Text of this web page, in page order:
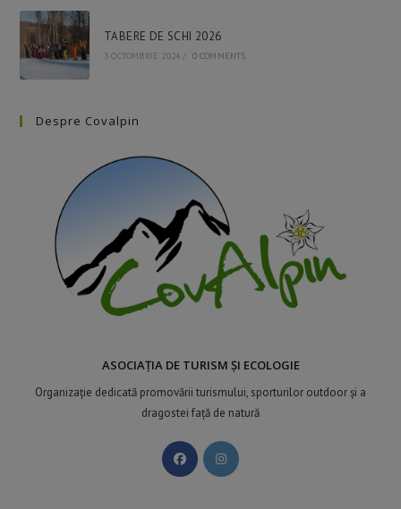
TABERE DE SCHI 2026
3 OCTOMBRIE 2024 / 0 COMMENTS
Despre Covalpin
ASOCIAȚIA DE TURISM ȘI ECOLOGIE
Organizație dedicată promovării turismului, sporturilor outdoor și a
dragostei față de natură